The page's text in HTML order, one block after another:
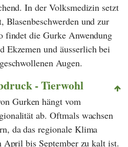
In der Volksmedizin setzt
Blasenbeschwerden und zur
findet die Gurke Anwendung
Ekzemen und äusserlich bei
Augen.
- Tierwohl
Gurken hängt vom
ab. Oftmals wachsen
da das regionale Klima
April bis September zu kalt ist.